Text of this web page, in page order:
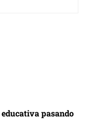
pasando